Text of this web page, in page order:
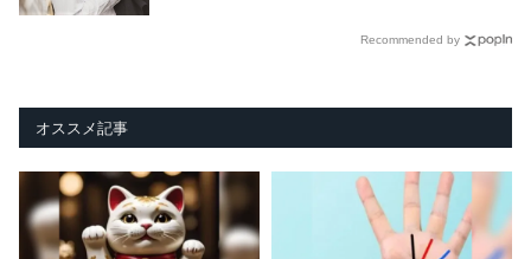
Recommended by
オススメ記事